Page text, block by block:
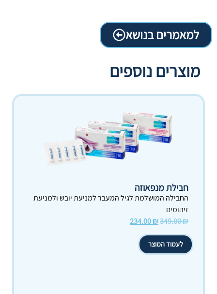
למאמרים בנושא
מוצרים נוספים
חבילת מנפאוזה
החבילה המושלמת לגיל המעבר למניעת יובש ולמניעת
זיהומים
349.00₪
234.00₪
לעמוד המוצר